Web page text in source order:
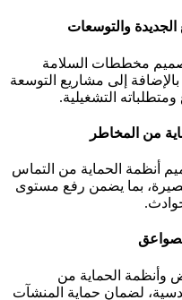
الجديدة والتوسعات
مخططات السلامة
بالإضافة إلى مشاريع التوسعة
التشغيلية.
من المخاطر
الحماية من التماس
بما يضمن رفع مستوى
وأنظمة الحماية من
لضمان حماية المنشآت